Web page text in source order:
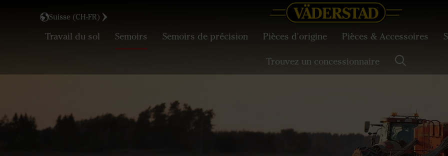
Suisse (CH-FR)
Travail du sol Semoirs Semoirs de précision Pièces d'origine Pièces & Accessoires
Trouvez un concessionnaire